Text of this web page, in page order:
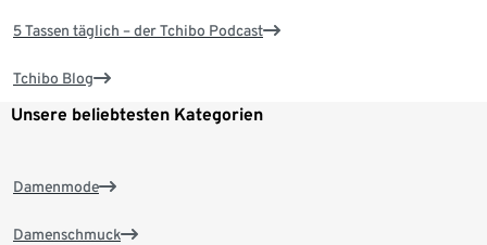
5 Tassen täglich – der Tchibo Podcast
Tchibo Blog
Unsere beliebtesten Kategorien
Damenmode
Damenschmuck